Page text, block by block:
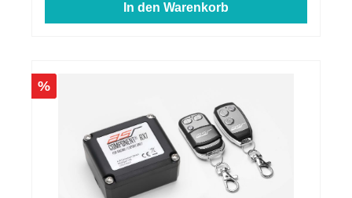
In den Warenkorb
%